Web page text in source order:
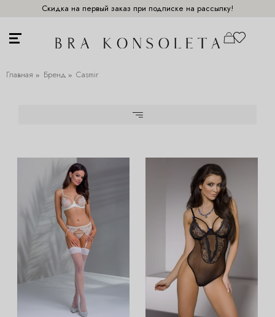
Скидка на первый заказ при подписке на рассылку!
Главная Бренд Casmir